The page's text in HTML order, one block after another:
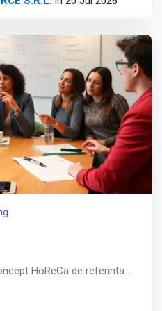
HoReCa de referinta
recrutam Sous-Chef cu rol